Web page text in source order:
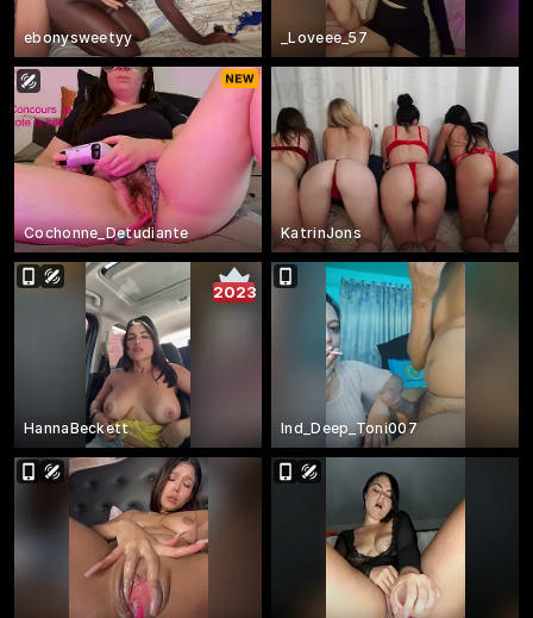
ebonysweetyy _Loveee_57
Cochonne_Detudiante KatrinJons
2023
HannaBeckett Ind_Deep_Toni007